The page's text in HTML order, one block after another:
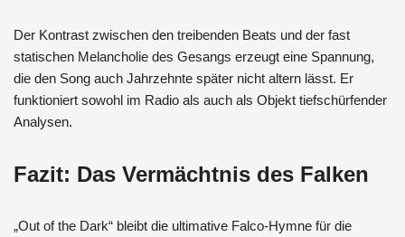
Der Kontrast zwischen den treibenden Beats und der fast
statischen Melancholie des Gesangs erzeugt eine Spannung,
die den Song auch Jahrzehnte später nicht altern lässt. Er
funktioniert sowohl im Radio als auch als Objekt tiefschürfender
Analysen.
Fazit: Das Vermächtnis des Falken
„Out of the Dark“ bleibt die ultimative Falco-Hymne für die